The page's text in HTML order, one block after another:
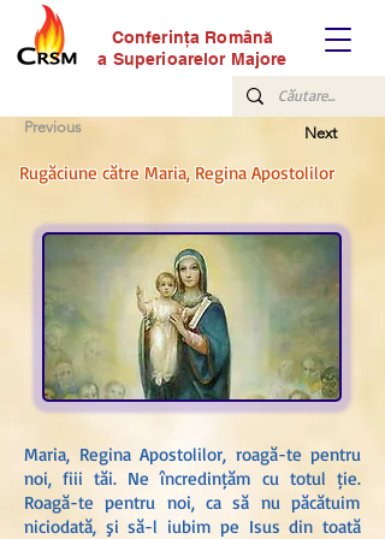
Conferinţa Română
a Superioarelor Majore
Previous Next
Rugăciune către Maria, Regina Apostolilor
Maria, Regina Apostolilor, roagă-te pentru
noi, fiii tăi. Ne încredințăm cu totul ție.
Roagă-te pentru noi, ca să nu păcătuim
niciodată, şi să-l iubim pe Isus din toată